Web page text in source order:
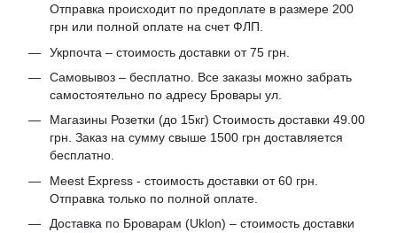
Отправка происходит по предоплате в размере 200
грн или полной оплате на счет ФЛП.
Укрпочта – стоимость доставки от 75 грн.
Самовывоз – бесплатно. Все заказы можно забрать
самостоятельно по адресу Бровары ул.
Магазины Розетки (до 15кг) Стоимость доставки 49.00
грн. Заказ на сумму свыше 1500 грн доставляется
бесплатно.
Meest Express - стоимость доставки от 60 грн.
Отправка только по полной оплате.
Доставка по Броварам (Uklon) – стоимость доставки